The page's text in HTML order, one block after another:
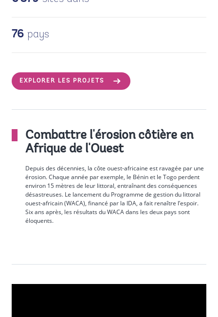
76 pays
EXPLORER LES PROJETS
Combattre l'érosion côtière en
Afrique de l'Ouest
Depuis des décennies, la côte ouest-africaine est ravagée par une
érosion. Chaque année par exemple, le Bénin et le Togo perdent
environ 15 mètres de leur littoral, entraînant des conséquences
désastreuses. Le lancement du Programme de gestion du littoral
ouest-africain (WACA), financé par la IDA, a fait renaître l’espoir.
Six ans après, les résultats du WACA dans les deux pays sont
éloquents.